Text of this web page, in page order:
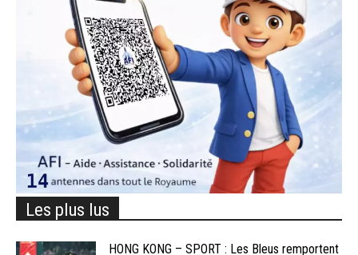
Les plus lus
HONG KONG – SPORT : Les Bleus remportent